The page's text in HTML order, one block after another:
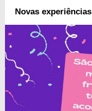
Novas experiências